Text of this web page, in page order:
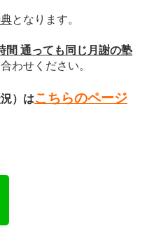
となります。
間 通っても同じ月謝の塾
わせください。
）はこちらのページ